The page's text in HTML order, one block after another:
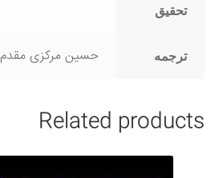
تحقیق
ترجمه حسین مرکزی مقدم
Related products